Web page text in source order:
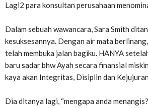
Lagi2 para konsultan perusahaan
Dalam sebuah wawancara, Sara Smith
kesuksesannya. Dengan air mata
telah membuka jalan bagiku. HANYA
baru sadar bhw Ayah secara finansial
kaya akan Integritas, Disiplin dan
Dia ditanya lagi, “mengapa anda